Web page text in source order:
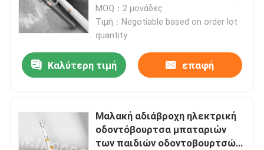
αδιάβροχη με 3 τρόπους
MOQ：2 μονάδες
Τιμή：Negotiable based on order lot
quantity
Καλύτερη τιμή επαφή
Μαλακή αδιάβροχη ηλεκτρική
οδοντόβουρτσα μπαταριών
των παιδιών οδοντοβουρτσών